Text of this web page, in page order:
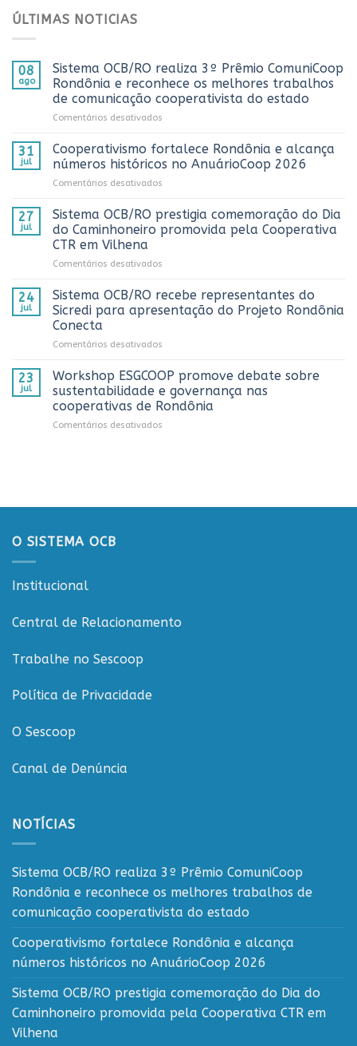
ÚLTIMAS NOTICIAS
08
ago
Sistema OCB/RO realiza 3º Prêmio ComuniCoop
Rondônia e reconhece os melhores trabalhos
de comunicação cooperativista do estado
Comentários desativados
OCB/RO
3º
Rondônia
e
reconhece
de
comunicação
cooperativista
31
jul
Cooperativismo fortalece Rondônia e alcança
números históricos no AnuárioCoop 2026
Comentários desativados
fortalece
Rondônia
e
no
AnuárioCoop
27
jul
Sistema OCB/RO prestigia comemoração do Dia
do Caminhoneiro promovida pela Cooperativa
CTR em Vilhena
Comentários desativados
OCB/RO
prestigia
comemoração
Caminhoneiro
promovida
pela
Cooperativa
24
jul
Sistema OCB/RO recebe representantes do
Sicredi para apresentação do Projeto Rondônia
Conecta
Comentários desativados
OCB/RO
recebe
representantes
do
Conecta
23
jul
Workshop ESGCOOP promove debate sobre
sustentabilidade e governança nas
cooperativas de Rondônia
Comentários desativados
sustentabilidade
O SISTEMA OCB
Institucional
Central de Relacionamento
Trabalhe no Sescoop
Política de Privacidade
O Sescoop
Canal de Denúncia
NOTÍCIAS
Sistema OCB/RO realiza 3º Prêmio ComuniCoop
Rondônia e reconhece os melhores trabalhos de
comunicação cooperativista do estado
Cooperativismo fortalece Rondônia e alcança
números históricos no AnuárioCoop 2026
Sistema OCB/RO prestigia comemoração do Dia do
Caminhoneiro promovida pela Cooperativa CTR em
Vilhena